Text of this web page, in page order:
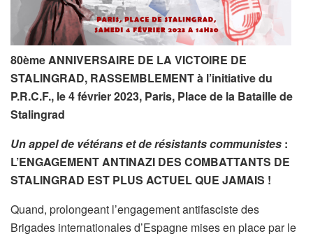
80ème ANNIVERSAIRE DE LA VICTOIRE DE
STALINGRAD, RASSEMBLEMENT à l’initiative du
P.R.C.F., le 4 février 2023, Paris, Place de la Bataille de
Stalingrad
Un appel de vétérans et de résistants communistes :
L’ENGAGEMENT ANTINAZI DES COMBATTANTS DE
STALINGRAD EST PLUS ACTUEL QUE JAMAIS !
Quand, prolongeant l’engagement antifasciste des
Brigades internationales d’Espagne mises en place par le